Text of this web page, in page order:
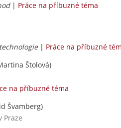
| Práce na příbuzné téma
| Práce na příbuzné
Štolová)
na příbuzné téma
Švamberg)
Praze